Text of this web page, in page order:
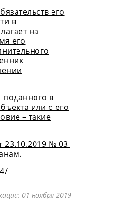
его
в
на
его
поданного в
или о его
– такие
23.10.2019 № 03-
01 ноября 2019